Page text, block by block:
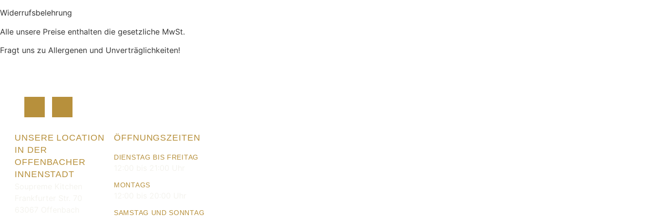
Widerrufsbelehrung
Alle unsere Preise enthalten die gesetzliche MwSt.
Fragt uns zu Allergenen und Unverträglichkeiten!
UNSERE LOCATION
IN DER
OFFENBACHER
INNENSTADT
ÖFFNUNGSZEITEN
DIENSTAG BIS FREITAG
MONTAGS
SAMSTAG UND SONNTAG